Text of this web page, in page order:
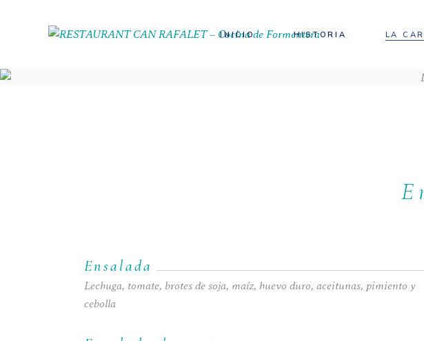
INICIO HISTORIA LA
Ensalada
Lechuga, tomate, brotes de soja, maíz, huevo duro, aceitunas, pimiento y
cebolla